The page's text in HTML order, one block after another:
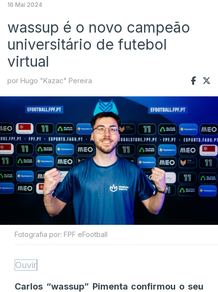
16 Mai 2024
wassup é o novo campeão
universitário de futebol
virtual
por Hugo "Kazac" Pereira
Fotografia por: FPF eFootball
Ouvir
Carlos “wassup” Pimenta confirmou o seu